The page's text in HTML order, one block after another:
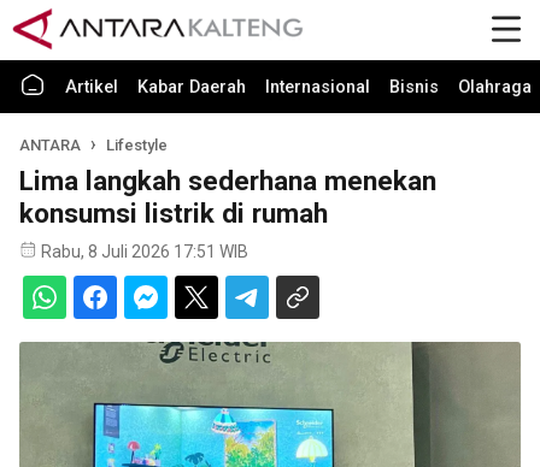
Artikel Kabar Daerah Internasional Bisnis Olahraga
ANTARA Lifestyle
Lima langkah sederhana menekan
konsumsi listrik di rumah
Rabu, 8 Juli 2026 17:51 WIB